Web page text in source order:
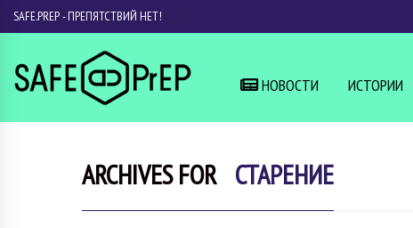
SAFE.PREP - ПРЕПЯТСТВИЙ НЕТ!
НОВОСТИ ИСТОРИИ
ARCHIVES FOR СТАРЕНИЕ